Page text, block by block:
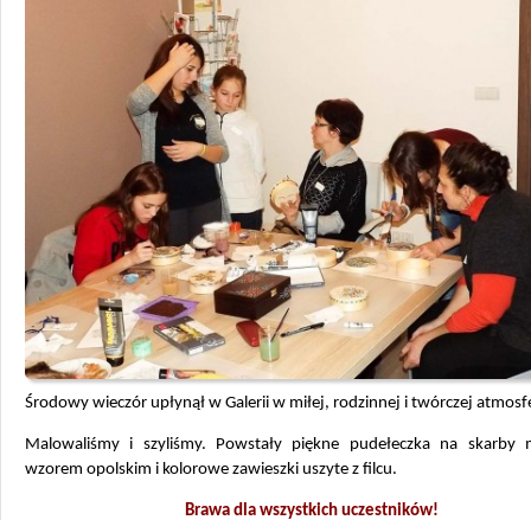
Środowy wieczór upłynął w Galerii w miłej, rodzinnej i twórczej
Malowaliśmy i szyliśmy. Powstały piękne pudełeczka na skarby
wzorem opolskim i kolorowe zawieszki uszyte z filcu.
Brawa dla wszystkich uczestników!